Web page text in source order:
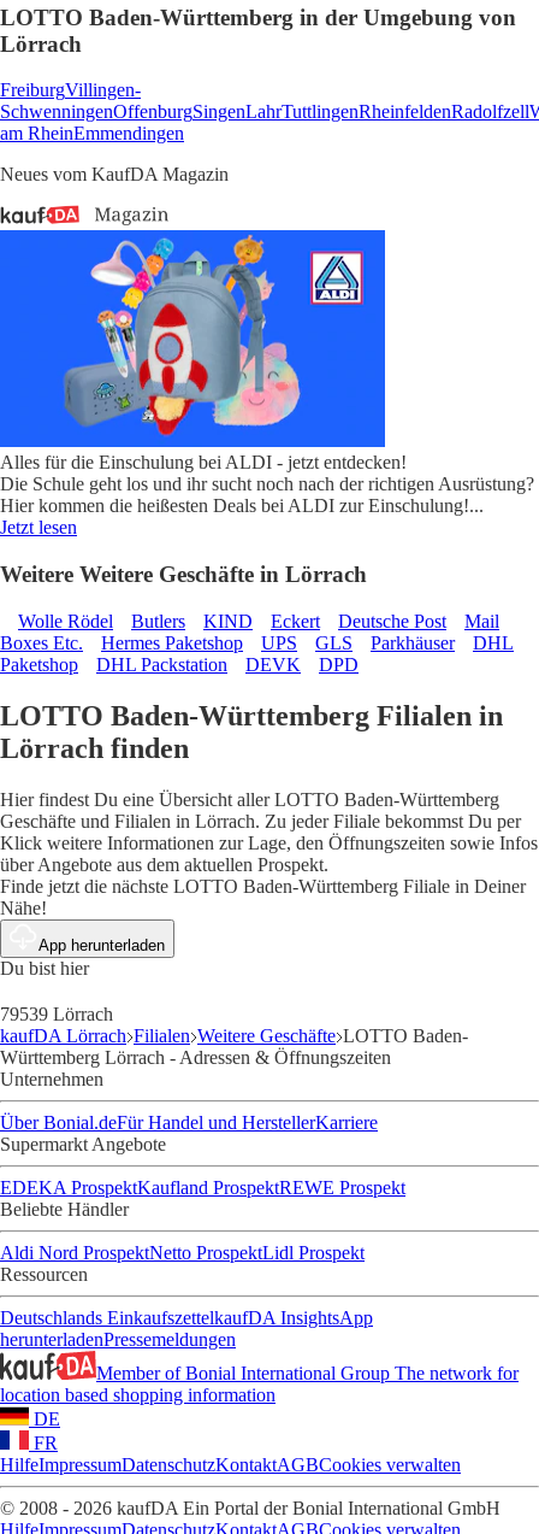
LOTTO Baden-Württemberg in der Umgebung von
Lörrach
FreiburgVillingen-
SchwenningenOffenburgSingenLahrTuttlingenRheinfeldenRadolfzell
am RheinEmmendingen
Neues vom KaufDA Magazin
Alles für die Einschulung bei ALDI - jetzt entdecken!
Die Schule geht los und ihr sucht noch nach der richtigen Ausrüstung?
Hier kommen die heißesten Deals bei ALDI zur Einschulung!...
Jetzt lesen
Weitere Weitere Geschäfte in Lörrach
Wolle Rödel Butlers KIND Eckert Deutsche Post
Mail
Boxes Etc.
Hermes Paketshop UPS GLS Parkhäuser
DHL
Paketshop
DHL Packstation DEVK DPD
LOTTO Baden-Württemberg Filialen in
Lörrach finden
Hier findest Du eine Übersicht aller LOTTO Baden-Württemberg
Geschäfte und Filialen in Lörrach. Zu jeder Filiale bekommst Du per
Klick weitere Informationen zur Lage, den Öffnungszeiten sowie Infos
über Angebote aus dem aktuellen Prospekt.
Finde jetzt die nächste LOTTO Baden-Württemberg Filiale in Deiner
Nähe!
App herunterladen
Du bist hier
79539 Lörrach
kaufDA Lörrach Filialen Weitere Geschäfte LOTTO Baden-
Württemberg Lörrach - Adressen & Öffnungszeiten
Unternehmen
Über Bonial.deFür Handel und HerstellerKarriere
Supermarkt Angebote
EDEKA ProspektKaufland ProspektREWE Prospekt
Beliebte Händler
Aldi Nord ProspektNetto ProspektLidl Prospekt
Ressourcen
Deutschlands EinkaufszettelkaufDA InsightsApp
herunterladenPressemeldungen
Member of Bonial International Group The network for
location based shopping information
DE
FR
HilfeImpressumDatenschutzKontaktAGBCookies verwalten
© 2008 - 2026 kaufDA Ein Portal der Bonial International GmbH
HilfeImpressumDatenschutzKontaktAGBCookies verwalten